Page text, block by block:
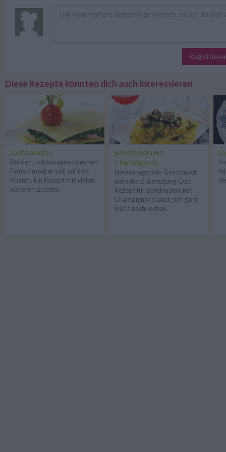
Diese Rezepte könnten dich auch interessieren
Lachslasagne
Bei der Lachslasagne kommen
Feinschmecker voll auf ihre
Kosten. Ein Rezept mit vielen
leckeren Zutaten.
Bandnudeln mit
Champignons
Hervorragender Geschmack,
einfache Zubereitung: Das
Rezept für Bandnudeln mit
Champignons lässt sich ganz
leicht nachkochen.